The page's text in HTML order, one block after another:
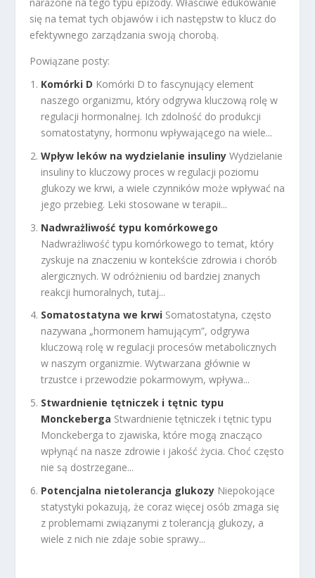
się na temat tych objawów i ich następstw to klucz do
efektywnego zarządzania swoją chorobą.
Powiązane posty:
Komórki D Komórki D to fascynujący element
naszego organizmu, który odgrywa kluczową rolę w
regulacji hormonalnej. Ich zdolność do produkcji
somatostatyny, hormonu wpływającego na wiele...
Wpływ leków na wydzielanie insuliny Wydzielanie
insuliny to kluczowy proces w regulacji poziomu
glukozy we krwi, a wiele czynników może wpływać na
jego przebieg. Leki stosowane w terapii...
Nadwrażliwość typu komórkowego
Nadwrażliwość typu komórkowego to temat, który
zyskuje na znaczeniu w kontekście zdrowia i chorób
alergicznych. W odróżnieniu od bardziej znanych
reakcji humoralnych, tutaj...
Somatostatyna we krwi Somatostatyna, często
nazywana „hormonem hamującym”, odgrywa
kluczową rolę w regulacji procesów metabolicznych
w naszym organizmie. Wytwarzana głównie w
trzustce i przewodzie pokarmowym, wpływa...
Stwardnienie tętniczek i tętnic typu
Monckeberga Stwardnienie tętniczek i tętnic typu
Monckeberga to zjawiska, które mogą znacząco
wpłynąć na nasze zdrowie i jakość życia. Choć często
nie są dostrzegane...
Potencjalna nietolerancja glukozy Niepokojące
statystyki pokazują, że coraz więcej osób zmaga się
z problemami związanymi z tolerancją glukozy, a
wiele z nich nie zdaje sobie sprawy...